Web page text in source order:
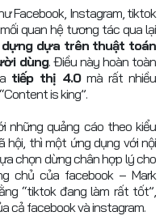
Facebook, Instagram, tiktok
quan hệ tương tác qua lại
dựng dựa trên thuật toán
dùng. Điều này hoàn toàn
tiếp thị 4.0mà rất nhiều
is king”.
những quảng cáo theo kiểu
thì một ứng dụng với nội
chọn dừng chân hợp lý cho
chủ của facebook – Mark
“tiktok đang làm rất tốt”,
cả facebook và instagram.